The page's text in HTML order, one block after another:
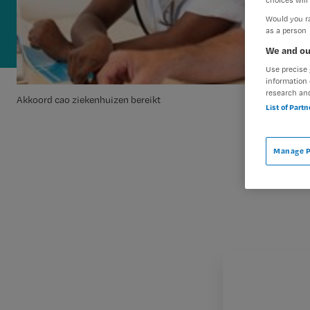
Akkoord cao ziekenhuizen bereikt
Would you
as a person
We and
Use
information
research
List of
Manage